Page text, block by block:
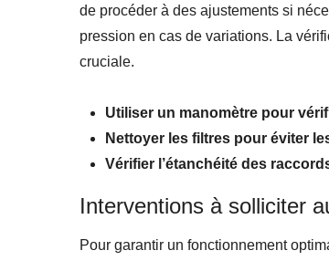
de procéder à des ajustements si
pression en cas de variations. La
cruciale.
Utiliser un manomètre pour
Nettoyer les filtres pour éviter
Vérifier l’étanchéité des
Interventions à solliciter
Pour garantir un fonctionnement